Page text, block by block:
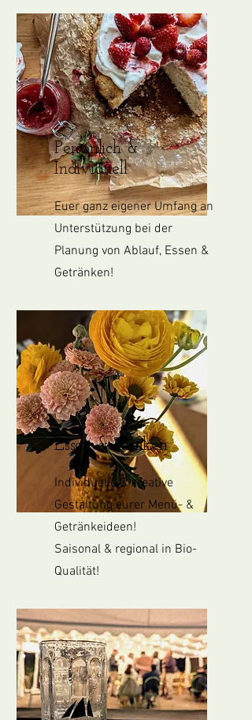
Persönlich &
Individuell
Euer ganz eigener Umfang an
Unterstützung bei der
Planung von Ablauf, Essen &
Getränken!
Essen & Trinken
Individuelle & kreative
Gestaltung eurer Menü- &
Getränkeideen!
Saisonal & regional in Bio-
Qualität!